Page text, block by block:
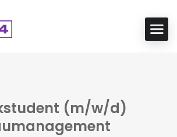
(m/w/d)